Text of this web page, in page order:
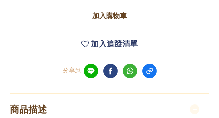
加入購物車
加入追蹤清單
分享到
商品描述